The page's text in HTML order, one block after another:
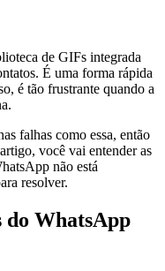
de GIFs integrada
É uma forma rápida
é tão frustrante quando a
falhas como essa, então
você vai entender as
não está
resolver.
do WhatsApp